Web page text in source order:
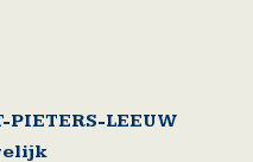
LEEUW